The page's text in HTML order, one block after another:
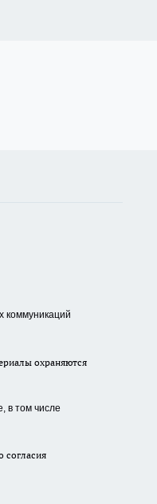
коммуникаций
охраняются
в том числе
согласия